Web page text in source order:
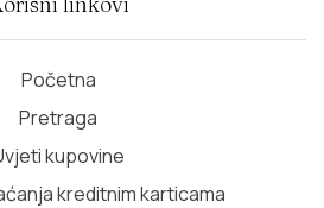
Početna
Pretraga
kupovine
kreditnim karticama